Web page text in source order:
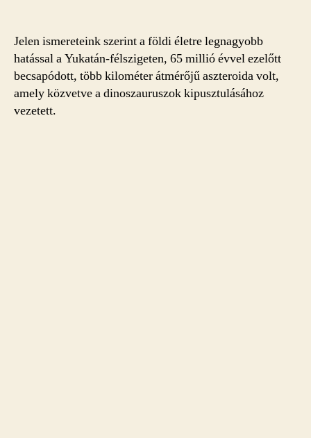
Jelen ismereteink szerint a földi életre legnagyobb
hatással a Yukatán-félszigeten, 65 millió évvel ezelőtt
becsapódott, több kilométer átmérőjű aszteroida volt,
amely közvetve a dinoszauruszok kipusztulásához
vezetett.